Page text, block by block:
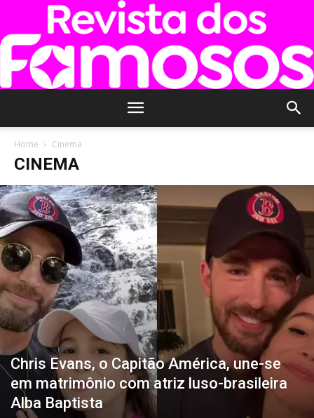
dos
Famosos
Home Cinema
CINEMA
Chris Evans, o Capitão América, une-se
em matrimônio com atriz luso-brasileira
Alba Baptista